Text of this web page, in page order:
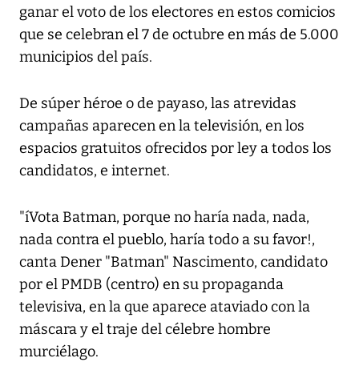
ganar el voto de los electores en estos comicios
que se celebran el 7 de octubre en más de 5.000
municipios del país.
De súper héroe o de payaso, las atrevidas
campañas aparecen en la televisión, en los
espacios gratuitos ofrecidos por ley a todos los
candidatos, e internet.
"íVota Batman, porque no haría nada, nada,
nada contra el pueblo, haría todo a su favor!,
canta Dener "Batman" Nascimento, candidato
por el PMDB (centro) en su propaganda
televisiva, en la que aparece ataviado con la
máscara y el traje del célebre hombre
murciélago.